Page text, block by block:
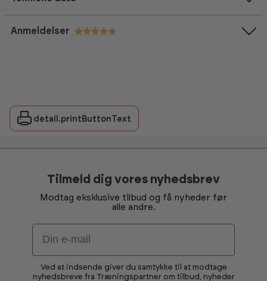
Anmeldelser
detail.printButtonText
Tilmeld dig vores nyhedsbrev
Modtag eksklusive tilbud og få nyheder før
alle andre.
Email
Ved at indsende giver du samtykke til at modtage
nyhedsbreve fra Træningspartner om tilbud, nyheder